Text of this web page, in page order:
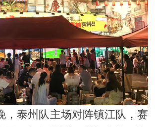
，泰州队主场对阵镇江队，赛